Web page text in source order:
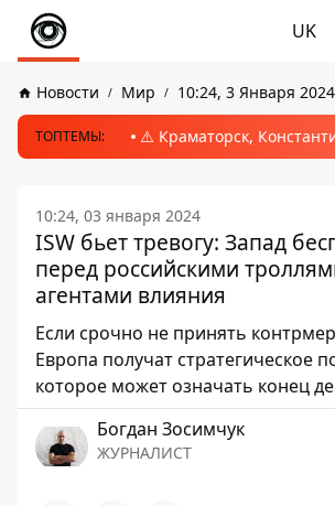
UK
Новости Мир 10:24, 3 Января 2024
ТОПТЕМЫ: ⚠️ Краматорск,
10:24, 03 января 2024
ISW бьет тревогу: Запад
перед российскими
агентами влияния
Если срочно не принять
Европа получат стратегическое
которое может означать конец
Богдан Зосимчук
ЖУРНАЛИСТ